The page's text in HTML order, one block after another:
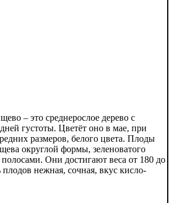
– это среднерослое дерево с
густоты. Цветёт оно в мае, при
размеров, белого цвета. Плоды
округлой формы, зеленоватого
Они достигают веса от 180 до
нежная, сочная, вкус кисло-